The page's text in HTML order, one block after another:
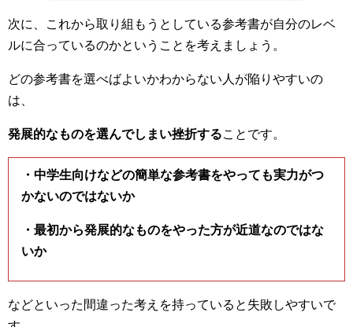
次に、これから取り組もうとしている参考書が自分のレベ
ルに合っているのかということを考えましょう。
どの参考書を選べばよいかわからない人が陥りやすいの
は、
発展的なものを選んでしまい挫折することです。
・中学生向けなどの簡単な参考書をやっても実力がつ
かないのではないか
・最初から発展的なものをやった方が近道なのではな
いか
などといった間違った考えを持っていると失敗しやすいで